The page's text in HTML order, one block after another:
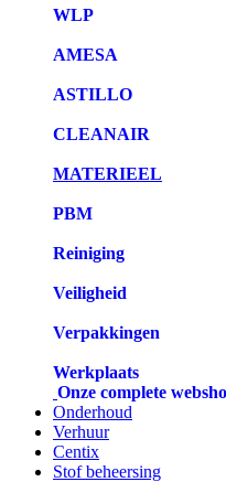
WLP
AMESA
ASTILLO
CLEANAIR
MATERIEEL
PBM
Reiniging
Veiligheid
Verpakkingen
Werkplaats
Onze complete
Onderhoud
Verhuur
Centix
Stof beheersing